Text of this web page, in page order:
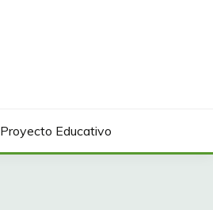
Proyecto Educativo